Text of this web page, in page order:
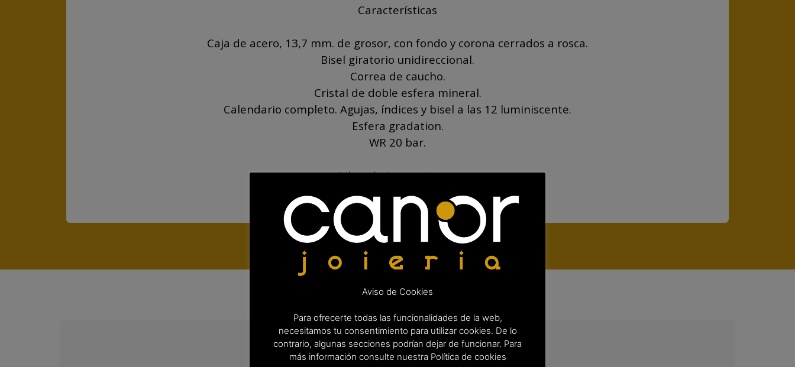
Características
Caja de acero, 13,7 mm. de grosor, con fondo y corona cerrados a rosca.
Bisel giratorio unidireccional.
Correa de caucho.
Cristal de doble esfera mineral.
Calendario completo. Agujas, índices y bisel a las 12 luminiscente.
Esfera gradation.
WR 20 bar.
Libro de instrucciones
Detalles
Aviso de Cookies
Para ofrecerte todas las funcionalidades de la web,
necesitamos tu consentimiento para utilizar cookies. De lo
contrario, algunas secciones podrían dejar de funcionar. Para
más información consulte nuestra Política de cookies